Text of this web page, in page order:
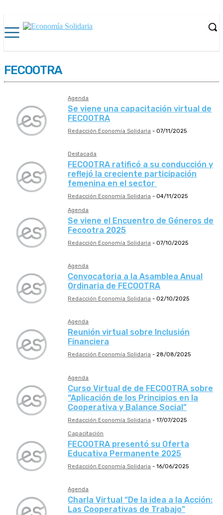
FECOOTRA
Agenda
Se viene una capacitación virtual de
FECOOTRA
Redacción Economía Solidaria - 07/11/2025
Destacada
FECOOTRA ratificó a su conducción y
reflejó la creciente participación
femenina en el sector
Redacción Economía Solidaria - 04/11/2025
Agenda
Se viene el Encuentro de Géneros de
Fecootra 2025
Redacción Economía Solidaria - 07/10/2025
Agenda
Convocatoria a la Asamblea Anual
Ordinaria de FECOOTRA
Redacción Economía Solidaria - 02/10/2025
Agenda
Reunión virtual sobre Inclusión
Financiera
Redacción Economía Solidaria - 28/08/2025
Agenda
Curso Virtual de de FECOOTRA sobre
“Aplicación de los Principios en la
Cooperativa y Balance Social”
Redacción Economía Solidaria - 17/07/2025
Capacitación
FECOOTRA presentó su Oferta
Educativa Permanente 2025
Redacción Economía Solidaria - 16/06/2025
Agenda
Charla Virtual “De la idea a la Acción:
Las Cooperativas de Trabajo”